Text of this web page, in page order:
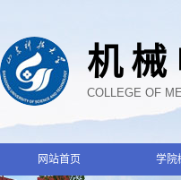
机
COLLEGE OF
网站首页 学院